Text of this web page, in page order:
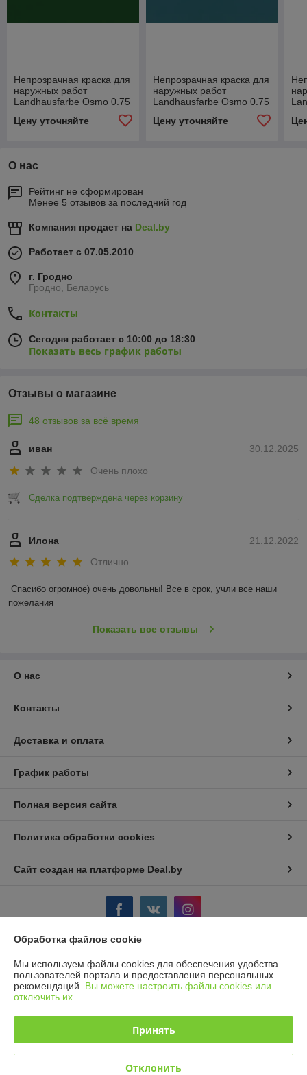
Непрозрачная краска для
наружных работ
Landhausfarbe Osmo 0.75
Цену уточняйте
Непрозрачная краска для
наружных работ
Landhausfarbe Osmo 0.75
Цену уточняйте
О нас
Рейтинг не сформирован
Менее 5 отзывов за последний год
Компания продает на Deal.by
Работает с 07.05.2010
г. Гродно
Гродно, Беларусь
Контакты
Сегодня работает с 10:00 до 18:30
Показать весь график работы
Отзывы о магазине
48 отзывов за всё время
30.12.2025
иван
Очень плохо
Сделка подтверждена через корзину
21.12.2022
Илона
Отлично
Спасибо огромное) очень довольны! Все в срок, учли все наши
пожелания
Показать все отзывы
О нас
Контакты
Доставка и оплата
График работы
Полная версия сайта
Политика обработки cookies
Сайт создан на платформе Deal.by
Информация для покупателя
Индивидуальный предприниматель:ИП Борк Д. В.
Гродненская область, Гродненский р-н., д. Некраши 69А
Регистрационный номер ЕГР: 590157742
Регистрационный орган: Гродненский РИК
Обработка файлов cookie
Мы используем файлы cookies для обеспечения удобства
пользователей портала и предоставления персональных
рекомендаций. Вы можете настроить файлы cookies или
отключить их.
Принять
Отклонить